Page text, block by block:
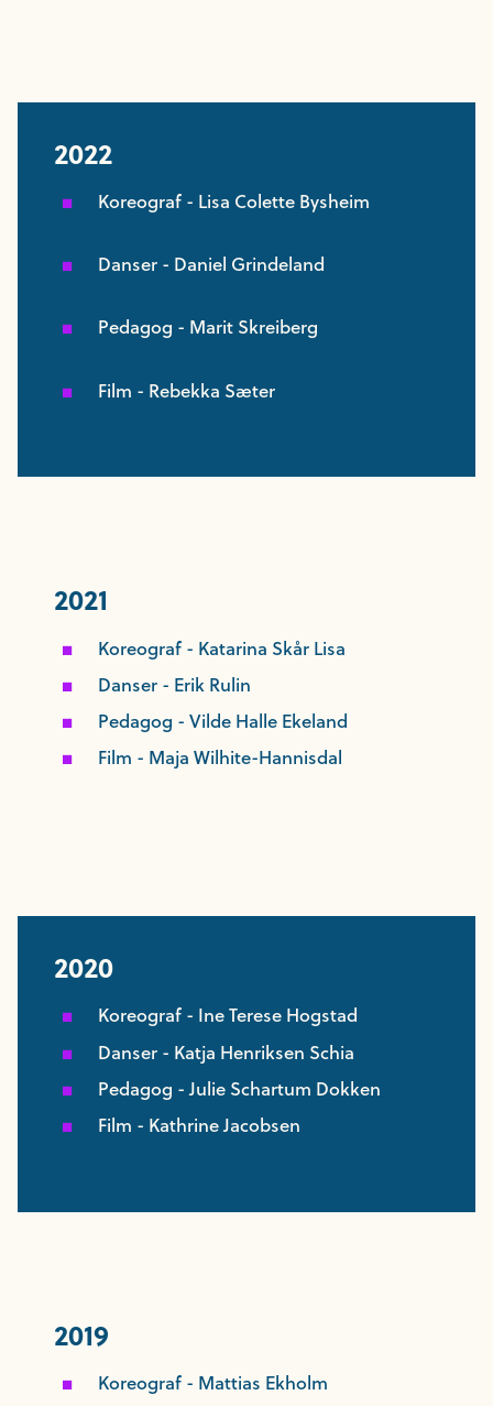
2022
Koreograf - Lisa Colette Bysheim
Danser - Daniel Grindeland
Pedagog - Marit Skreiberg
Film - Rebekka Sæter
2021
Koreograf - Katarina Skår Lisa
Danser - Erik Rulin
Pedagog - Vilde Halle Ekeland
Film - Maja Wilhite-Hannisdal
2020
Koreograf - Ine Terese Hogstad
Danser - Katja Henriksen Schia
Pedagog - Julie Schartum Dokken
Film - Kathrine Jacobsen
2019
Koreograf - Mattias Ekholm